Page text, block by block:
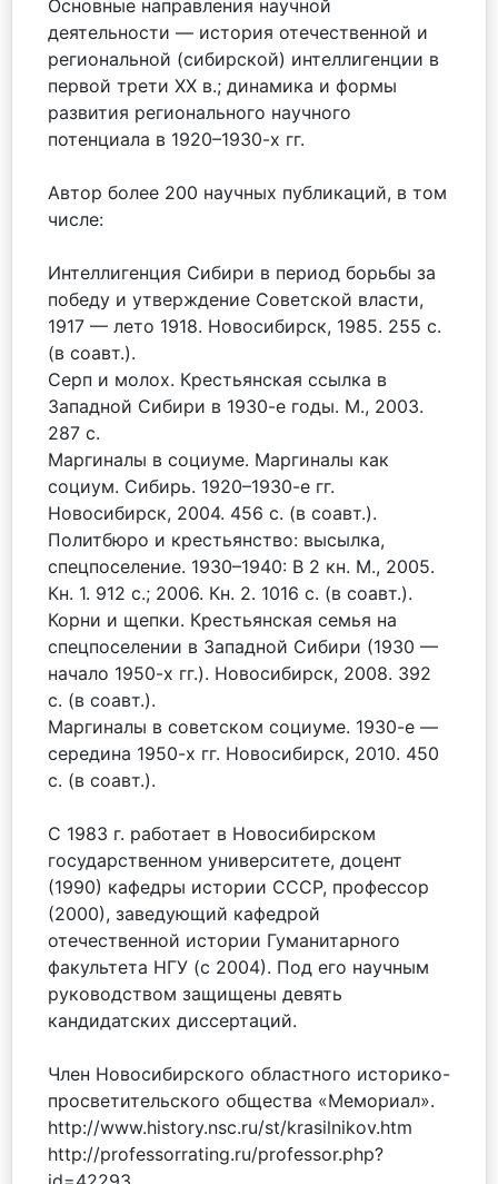
Основные направления научной
деятельности — история отечественной и
региональной (сибирской) интеллигенции в
первой трети ХХ в.; динамика и формы
развития регионального научного
потенциала в 1920–1930-х гг.
Автор более 200 научных публикаций, в том
числе:
Интеллигенция Сибири в период борьбы за
победу и утверждение Советской власти,
1917 — лето 1918. Новосибирск, 1985. 255 с.
(в соавт.).
Серп и молох. Крестьянская ссылка в
Западной Сибири в 1930-е годы. М., 2003.
287 с.
Маргиналы в социуме. Маргиналы как
социум. Сибирь. 1920–1930-е гг.
Новосибирск, 2004. 456 с. (в соавт.).
Политбюро и крестьянство: высылка,
спецпоселение. 1930–1940: В 2 кн. М., 2005.
Кн. 1. 912 с.; 2006. Кн. 2. 1016 с. (в соавт.).
Корни и щепки. Крестьянская семья на
спецпоселении в Западной Сибири (1930 —
начало 1950-х гг.). Новосибирск, 2008. 392
с. (в соавт.).
Маргиналы в советском социуме. 1930-е —
середина 1950-х гг. Новосибирск, 2010. 450
с. (в соавт.).
С 1983 г. работает в Новосибирском
государственном университете, доцент
(1990) кафедры истории СССР, профессор
(2000), заведующий кафедрой
отечественной истории Гуманитарного
факультета НГУ (с 2004). Под его научным
руководством защищены девять
кандидатских диссертаций.
Член Новосибирского областного историко-
просветительского общества «Мемориал».
http://www.history.nsc.ru/st/krasilnikov.htm
http://professorrating.ru/professor.php?